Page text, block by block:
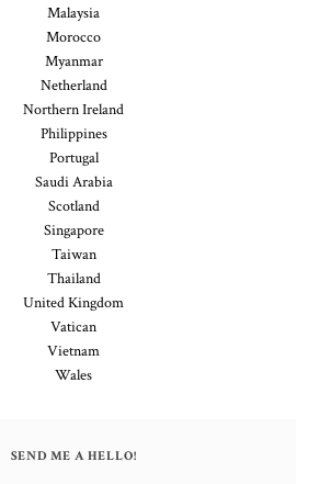
Malaysia
Morocco
Myanmar
Netherland
Northern Ireland
Philippines
Portugal
Saudi Arabia
Scotland
Singapore
Taiwan
Thailand
United Kingdom
Vatican
Vietnam
Wales
SEND ME A HELLO!